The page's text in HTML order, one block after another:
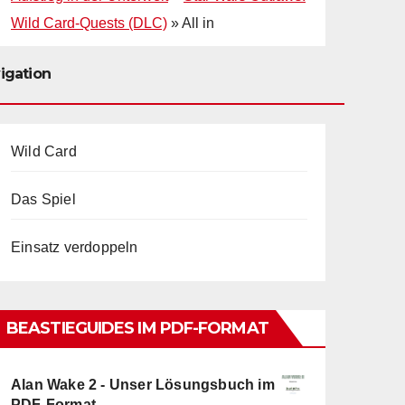
Wild Card-Quests (DLC) »All in
Wild Card
Das Spiel
Einsatz verdoppeln
BEASTIEGUIDES IM PDF-FORMAT
Alan Wake 2 - Unser Lösungsbuch im